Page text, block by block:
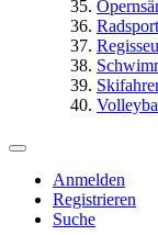
Anmelden
Registrieren
Suche